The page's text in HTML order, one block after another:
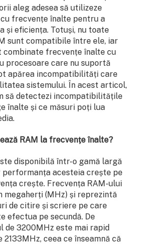
aleg adesea să utilizeze
cu frecvențe înalte pentru a
și eficiența. Totuși, nu toate
sunt compatibile între ele, iar
combinate frecvențe înalte cu
procesoare care nu suportă
apărea incompatibilități care
sistemului. În acest articol,
să detectezi incompatibilitățile
înalte și ce măsuri poți lua
RAM la frecvențe înalte?
disponibilă într-o gamă largă
performanța acesteia crește pe
crește. Frecvența RAM-ului
megaherți (MHz) și reprezintă
de citire și scriere pe care
efectua pe secundă. De
de 3200MHz este mai rapid
2133MHz, ceea ce înseamnă că